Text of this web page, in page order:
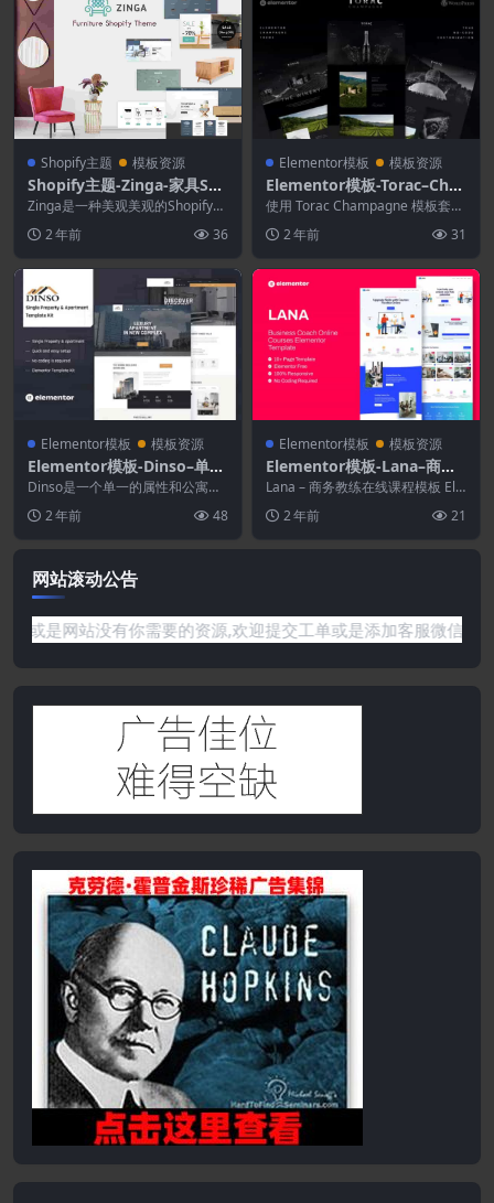
Shopify主题 模板资源
Shopify主题-Zinga-家具Sho
pify主题
Zinga是一种美观美观的Shopify主
子，椅子，...
2 年前 36
Elementor模板 模板资源
Elementor模板-Torac–Cha
mpagne Elementor模板套
件
使用 Torac Champagne 模板套件
2 年前 31
Elementor模板 模板资源
Elementor模板-Dinso–单一
物业和公寓Elementor模板
套件
Dinso是一个单一的属性和公寓元
功能齐...
2 年前 48
Elementor模板 模板资源
Elementor模板-Lana–商务
教练在线课程模板
Lana – 商务教练在线课程模板 Ele
2 年前 21
网站滚动公告
到任何问题或是网站没有你需要的资源,欢迎提交工单或是添加